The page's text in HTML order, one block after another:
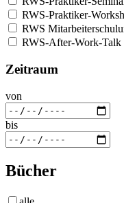
RWS-Praktiker-
RWS
RWS-After-Work-Talk
Zeitraum
von
bis
Bücher